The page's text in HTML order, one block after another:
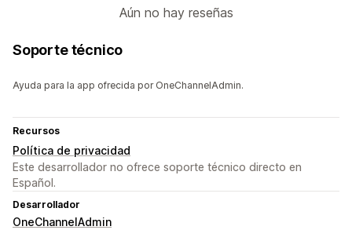
Aún no hay reseñas
Soporte técnico
Ayuda para la app ofrecida por OneChannelAdmin.
Recursos
Política de privacidad
Este desarrollador no ofrece soporte técnico directo en
Español.
Desarrollador
OneChannelAdmin